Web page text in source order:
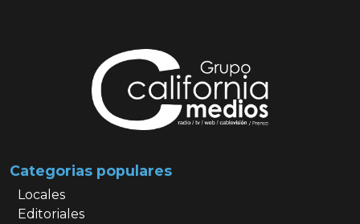
Categorias populares
Locales
Editoriales